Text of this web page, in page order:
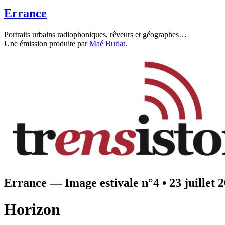
Errance
Portraits urbains radiophoniques, rêveurs et géographes…
Une émission produite parMaé Burlat.
Errance — Image estivale n°4 • 23 juillet
Horizon